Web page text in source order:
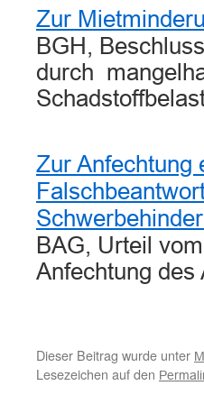
Zur
BGH,
durch
Zur Anfechtung
BAG, Urteil
Anfechtung
Dieser Beitrag wurde unter
Lesezeichen auf den